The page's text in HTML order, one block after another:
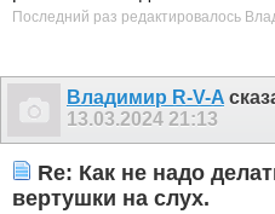
Последний раз редактировалось
Владимир R-V-A
13.03.2024 21:13
Re: Как не надо
вертушки на слух.